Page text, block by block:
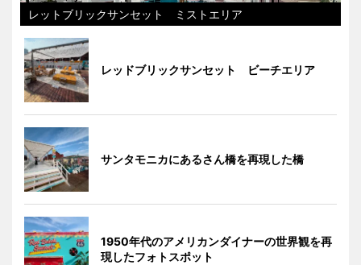
レットブリックサンセット ミストエリア
レッドブリックサンセット ビーチエリア
サンタモニカにあるさん橋を再現した橋
1950年代のアメリカンダイナーの世界観を再
現したフォトスポット